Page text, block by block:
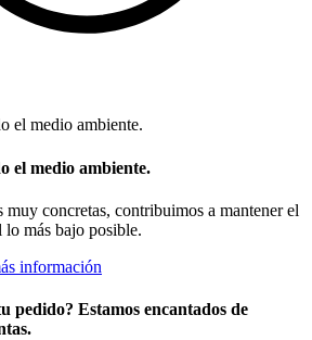
el medio ambiente.
muy concretas, contribuimos a mantener el
más bajo posible.
información
pedido? Estamos encantados de